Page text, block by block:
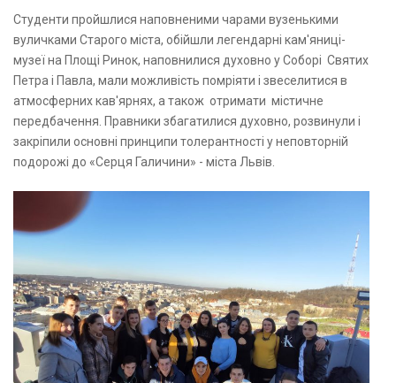
Студенти пройшлися наповненими чарами вузенькими
вуличками Старого міста, обійшли легендарні кам'яниці-
музеї на Площі Ринок, наповнилися духовно у Соборі Святих
Петра і Павла, мали можливість помріяти і звеселитися в
атмосферних кав'ярнях, а також отримати містичне
передбачення. Правники збагатилися духовно, розвинули і
закріпили основні принципи толерантності у неповторній
подорожі до «Серця Галичини» - міста Львів.